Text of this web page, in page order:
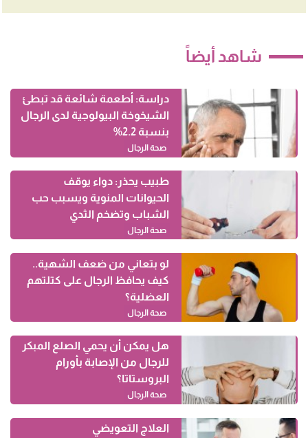
شاهد أيضاً
دراسة: أطعمة شائعة قد تبطئ
الشيخوخة البيولوجية لدى الرجال
بنسبة 2.2%
صحة الرجال
طبيب يحذر: دواء يوقف
الحيوانات المنوية ويسبب حب
الشباب وتضخم الثدي
صحة الرجال
لو بتعاني من ضعف الشهية..
كيف يحافظ الرجال على كتلتهم
العضلية؟
صحة الرجال
هل يمكن أن يحمي الصلع المبكر
للرجال من الإصابة بأورام
البروستاتا؟
صحة الرجال
العلاج التعويضي